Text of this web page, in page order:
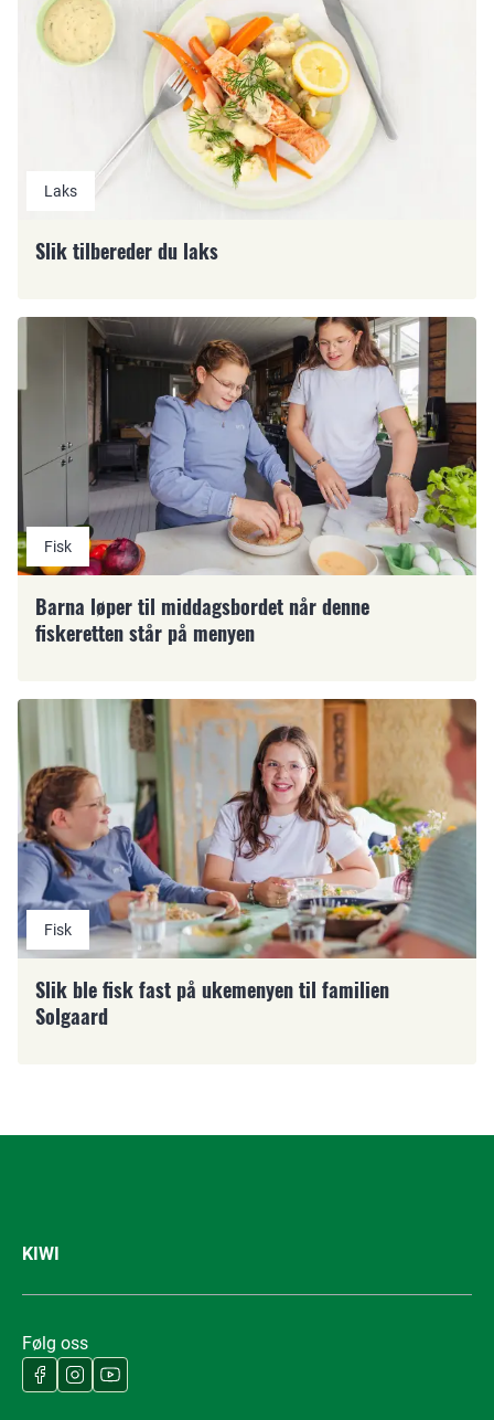
Laks
Slik tilbereder du laks
Fisk
Barna løper til middagsbordet når denne
fiskeretten står på menyen
Fisk
Slik ble fisk fast på ukemenyen til familien
Solgaard
KIWI
Følg oss